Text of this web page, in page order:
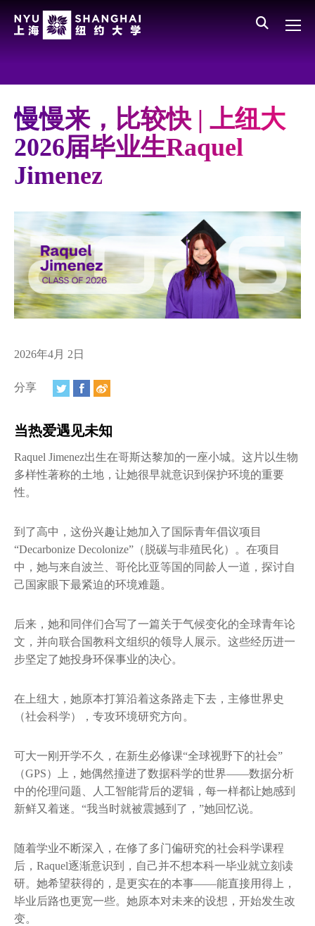
All NYU
学校领导
师资队伍
人物
聚焦
媒体视点
视频
相册
新闻简报
学生说
联系方式
支持我们
慢慢来，比较快 | 上纽大
2026届毕业生Raquel
Jimenez
2026年4月 2日
分享
当热爱遇见未知
Raquel Jimenez出生在哥斯达黎加的一座小城。这片以生物
多样性著称的土地，让她很早就意识到保护环境的重要
性。
到了高中，这份兴趣让她加入了国际青年倡议项目
“Decarbonize Decolonize”（脱碳与非殖民化）。在项目
中，她与来自波兰、哥伦比亚等国的同龄人一道，探讨自
己国家眼下最紧迫的环境难题。
后来，她和同伴们合写了一篇关于气候变化的全球青年论
文，并向联合国教科文组织的领导人展示。这些经历进一
步坚定了她投身环保事业的决心。
在上纽大，她原本打算沿着这条路走下去，主修世界史
（社会科学），专攻环境研究方向。
可大一刚开学不久，在新生必修课“全球视野下的社会”
（GPS）上，她偶然撞进了数据科学的世界——数据分析
中的伦理问题、人工智能背后的逻辑，每一样都让她感到
新鲜又着迷。“我当时就被震撼到了，”她回忆说。
随着学业不断深入，在修了多门偏研究的社会科学课程
后，Raquel逐渐意识到，自己并不想本科一毕业就立刻读
研。她希望获得的，是更实在的本事——能直接用得上，
毕业后路也更宽一些。她原本对未来的设想，开始发生改
变。